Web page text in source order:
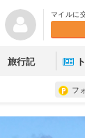
マイルに
旅行記
フ